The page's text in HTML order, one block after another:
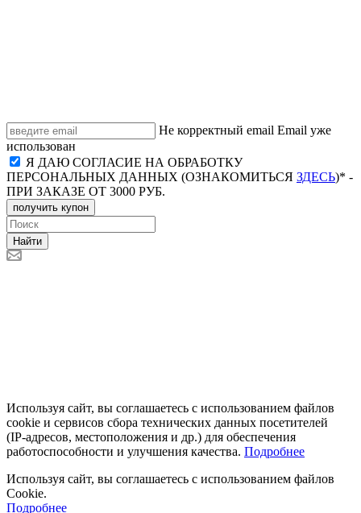
Не корректный email Email уже
использован
Я ДАЮ СОГЛАСИЕ НА ОБРАБОТКУ
ПЕРСОНАЛЬНЫХ ДАННЫХ (ОЗНАКОМИТЬСЯ ЗДЕСЬ)* -
ПРИ ЗАКАЗЕ ОТ 3000 РУБ.
получить купон
Найти
Используя сайт, вы соглашаетесь с использованием файлов
cookie и сервисов сбора технических данных посетителей
(IP‑адресов, местоположения и др.) для обеспечения
работоспособности и улучшения качества. Подробнее
Используя сайт, вы соглашаетесь с использованием файлов
Cookie.
Подробнее